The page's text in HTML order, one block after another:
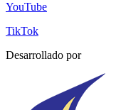
YouTube
TikTok
Desarrollado por